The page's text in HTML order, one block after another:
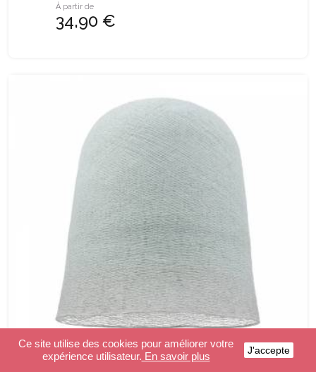
À partir de
34,90 €
Ce site utilise des cookies pour améliorer votre
expérience utilisateur. En savoir plus J'accepte